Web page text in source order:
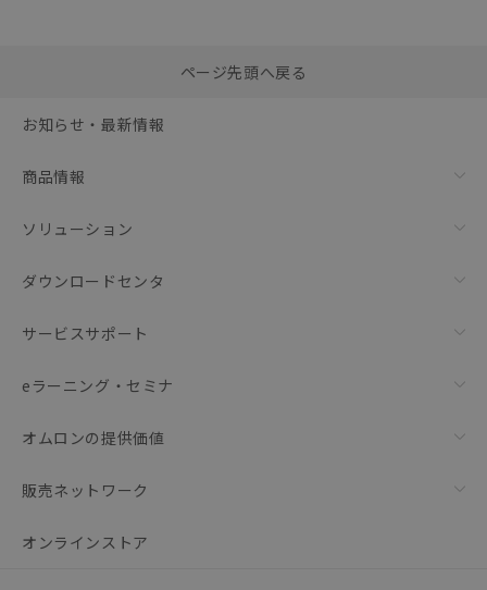
括ダウンロード
ページ先頭へ戻る
お知らせ・最新情報
商品情報
ソリューション
ダウンロードセンタ
サービスサポート
eラーニング・セミナ
オムロンの提供価値
販売ネットワーク
オンラインストア